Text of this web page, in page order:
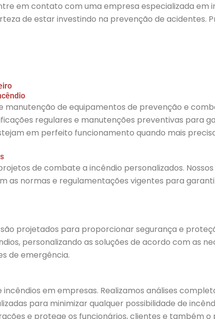
em contato com uma empresa especializada em
de estar investindo na prevenção de acidentes.
de equipamentos de prevenção e
regulares e manutenções preventivas para
em perfeito funcionamento quando mais
de combate a incêndio personalizados.
as normas e regulamentações vigentes para
projetados para proporcionar segurança e
personalizando as soluções de acordo com as
de emergência.
em empresas. Realizamos análises
para minimizar qualquer possibilidade de
e protege os funcionários, clientes e também o